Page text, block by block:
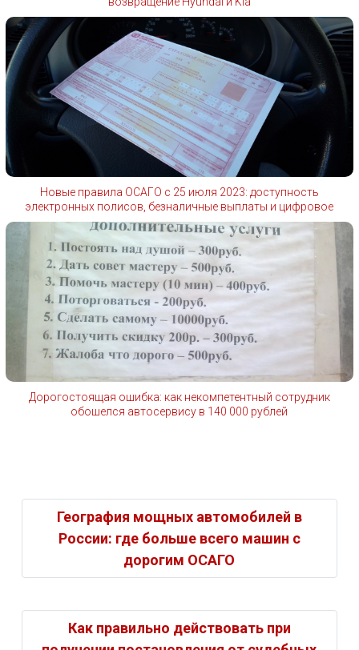
Новые правила ОСАГО с 25 июля 2023: доступность
электронных полисов, безналичные выплаты и цифровое
Дорогостоящая ошибка: как некомпетентный сотрудник
обошелся автосервису в 140 000 рублей
География мощных автомобилей в
России: где больше всего машин с
дорогим ОСАГО
Как правильно действовать при